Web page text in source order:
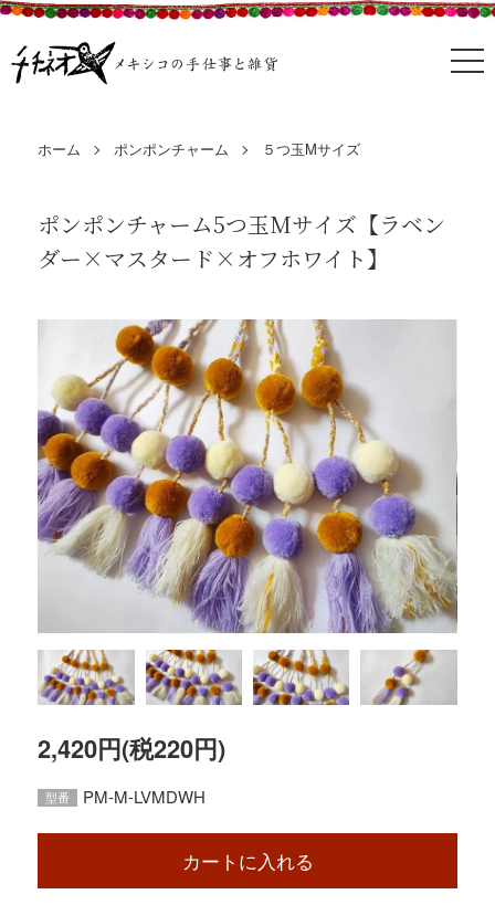
ホーム ポンポンチャーム ５つ玉Mサイズ
ポンポンチャーム5つ玉Mサイズ【ラベン
ダー×マスタード×オフホワイト】
2,420円(税220円)
型番 PM-M-LVMDWH
カートに入れる